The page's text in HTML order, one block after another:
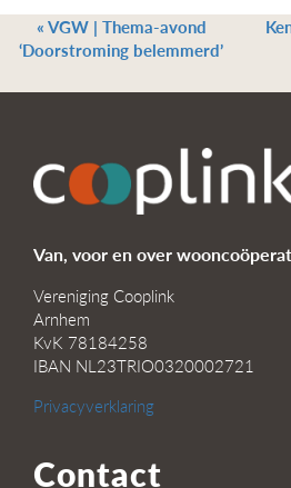
«VGW | Thema-avond
‘Doorstroming belemmerd’
Van, voor en over
Vereniging Cooplink
Arnhem
KvK 78184258
IBAN NL23TRIO0320002721
Privacyverklaring
Contact